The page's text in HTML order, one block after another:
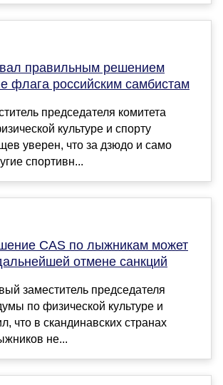
правильным решением
флага российским самбистам
председателя комитета
культуре и спорту
уверен, что за дзюдо и само
спортивн...
CAS по лыжникам может
отмене санкций
заместитель председателя
по физической культуре и
что в скандинавских странах
не...